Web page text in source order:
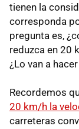
tienen la
corresponda
pregunta es,
reduzca en 20
¿Lo van a
Recordemos
20 km/h la
carreteras